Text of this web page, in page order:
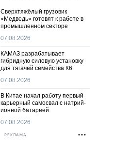
Сверхтяжёлый грузовик
«Медведь» готовят к работе в
промышленном секторе
07.08.2026
КАМАЗ разрабатывает
гибридную силовую установку
для тягачей семейства К6
07.08.2026
В Китае начал работу первый
карьерный самосвал с натрий-
ионной батареей
07.08.2026
РЕКЛАМА